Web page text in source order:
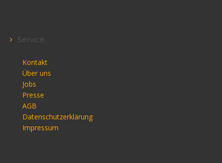
Service
Kontakt
Über uns
Jobs
Presse
AGB
Datenschutzerklärung
Impressum